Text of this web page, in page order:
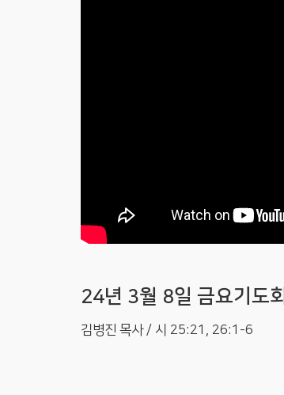
24년 3월 8일 금요기도회
김병진 목사 / 시 25:21, 26:1-6